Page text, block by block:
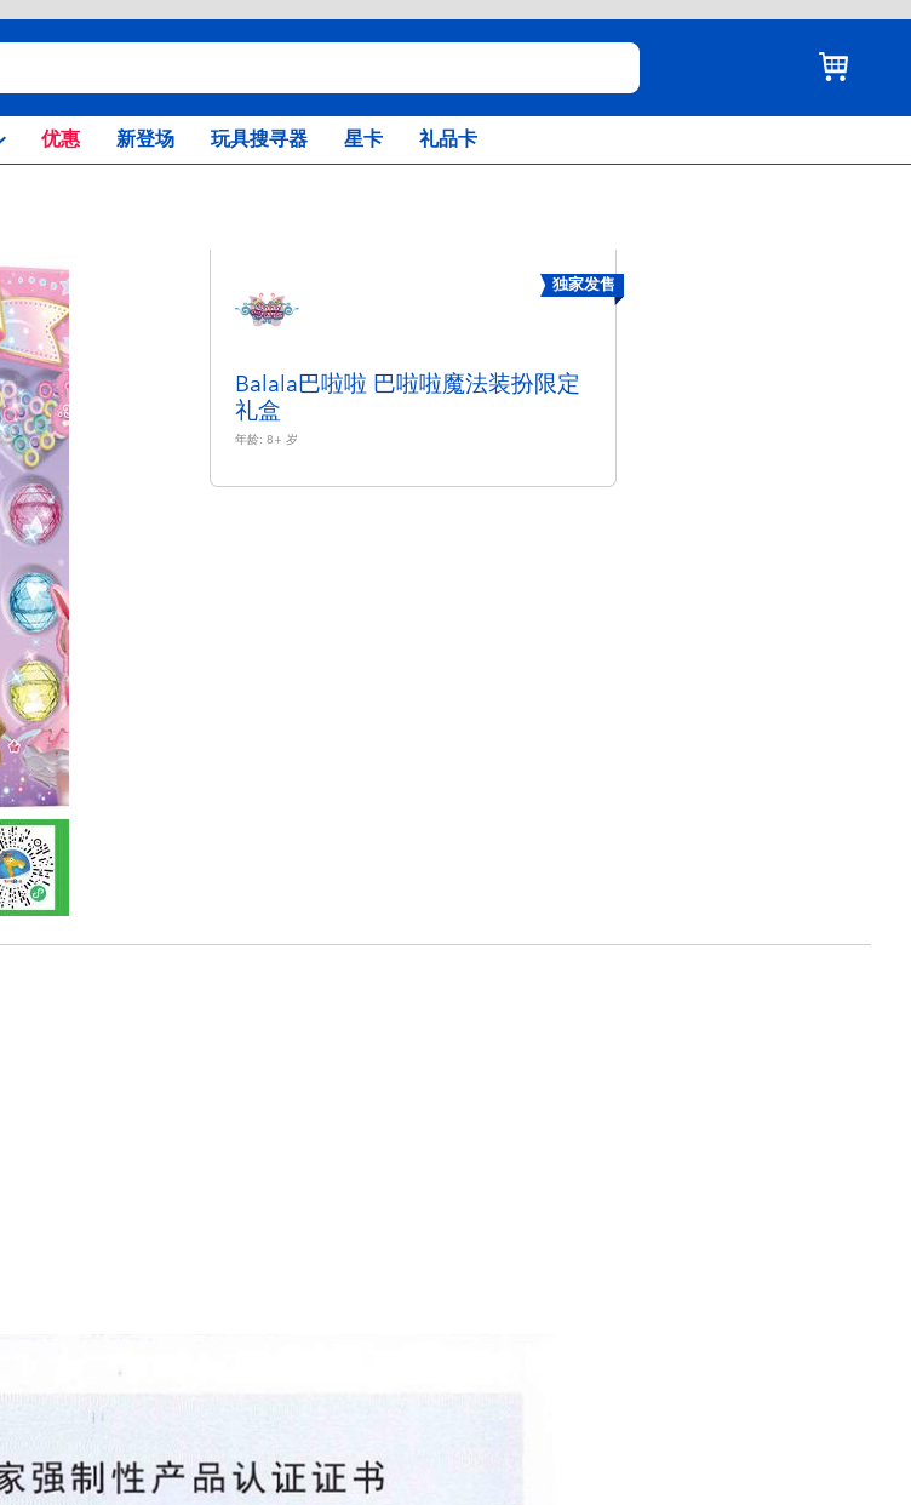
优惠 新登场 玩具搜寻器 星卡 礼品卡
独家发售
Balala巴啦啦 巴啦啦魔法装扮限定
礼盒
年龄: 8+ 岁